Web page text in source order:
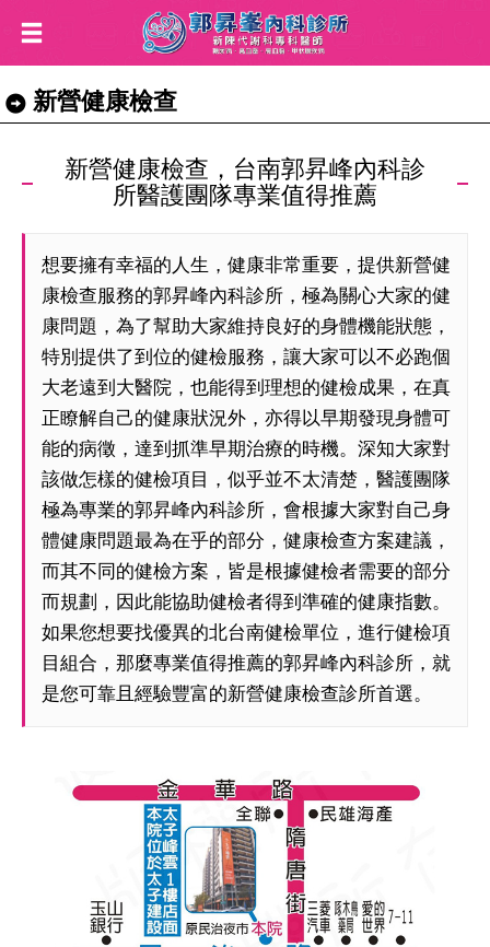
新營健康檢查
新營健康檢查，台南郭昇峰內科診
所醫護團隊專業值得推薦
想要擁有幸福的人生，健康非常重要，提供新營健
康檢查服務的郭昇峰內科診所，極為關心大家的健
康問題，為了幫助大家維持良好的身體機能狀態，
特別提供了到位的健檢服務，讓大家可以不必跑個
大老遠到大醫院，也能得到理想的健檢成果，在真
正瞭解自己的健康狀況外，亦得以早期發現身體可
能的病徵，達到抓準早期治療的時機。深知大家對
該做怎樣的健檢項目，似乎並不太清楚，醫護團隊
極為專業的郭昇峰內科診所，會根據大家對自己身
體健康問題最為在乎的部分，健康檢查方案建議，
而其不同的健檢方案，皆是根據健檢者需要的部分
而規劃，因此能協助健檢者得到準確的健康指數。
如果您想要找優異的北台南健檢單位，進行健檢項
目組合，那麼專業值得推薦的郭昇峰內科診所，就
是您可靠且經驗豐富的新營健康檢查診所首選。